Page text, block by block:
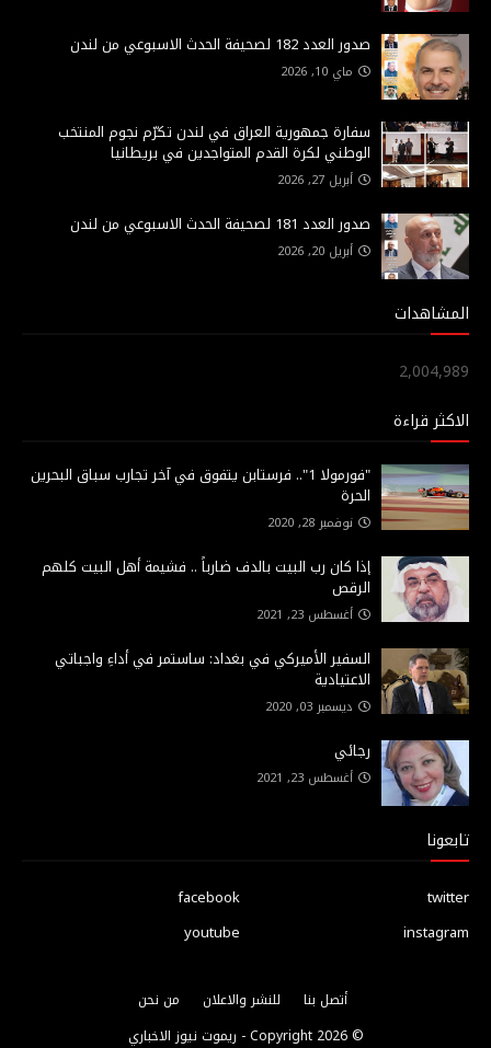
صدور العدد 182 لصحيفة الحدث الاسبوعي من لندن
ماي 10, 2026
سفارة جمهورية العراق في لندن تكرّم نجوم المنتخب
الوطني لكرة القدم المتواجدين في بريطانيا
أبريل 27, 2026
صدور العدد 181 لصحيفة الحدث الاسبوعي من لندن
أبريل 20, 2026
المشاهدات
2,004,989
الاكثر قراءة
"فورمولا 1".. فرستابن يتفوق في آخر تجارب سباق البحرين
الحرة
نوفمبر 28, 2020
إذا كان رب البيت بالدف ضارباً .. فشيمة أهل البيت كلهم
الرقص
أغسطس 23, 2021
السفير الأميركي في بغداد: ساستمر في أداءِ واجباتي
الاعتيادية
ديسمبر 03, 2020
رجائي
أغسطس 23, 2021
تابعونا
facebook
twitter
youtube
instagram
أتصل بنا للنشر والاعلان
من نحن
© Copyright
2026 - ريموت نيوز الاخباري